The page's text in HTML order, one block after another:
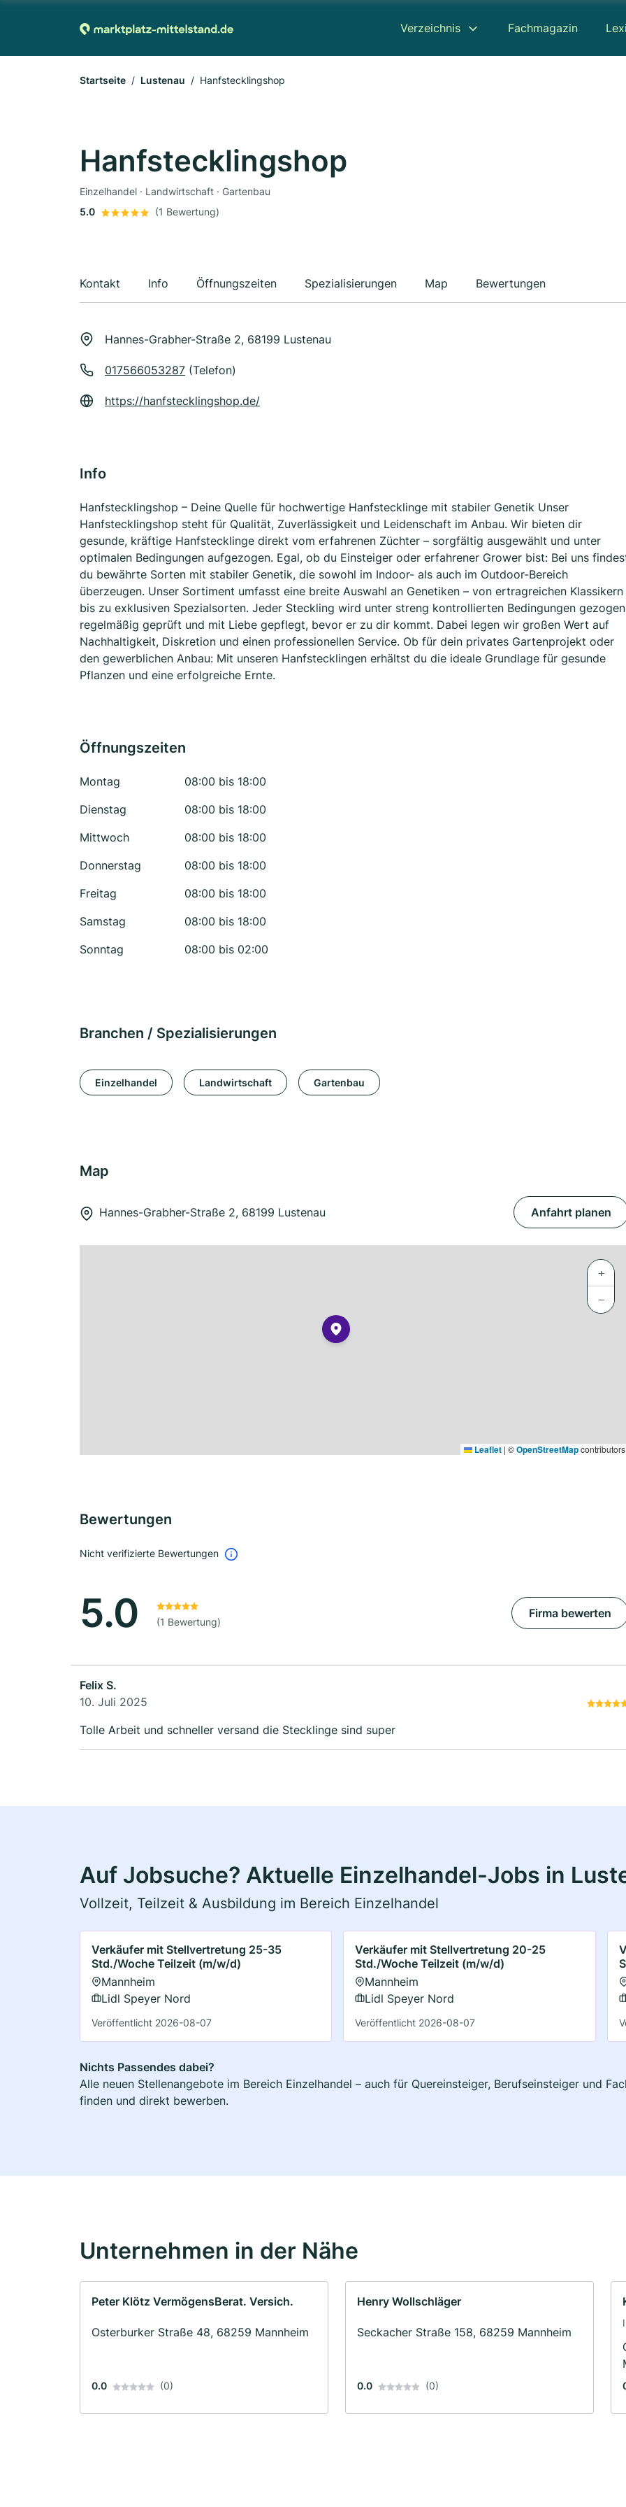
Verzeichnis Fachmagazin
Startseite Lustenau Hanfstecklingshop
Hanfstecklingshop
Einzelhandel · Landwirtschaft · Gartenbau
5.0
(1 Bewertung)
Kontakt Info Öffnungszeiten Spezialisierungen Map Bewertungen
Hannes-Grabher-Straße 2, 68199 Lustenau
017566053287 (Telefon)
https://hanfstecklingshop.de/
Info
Hanfstecklingshop – Deine Quelle für hochwertige Hanfstecklinge mit stabiler Genetik Unser
Hanfstecklingshop steht für Qualität, Zuverlässigkeit und Leidenschaft im Anbau. Wir bieten dir
gesunde, kräftige Hanfstecklinge direkt vom erfahrenen Züchter – sorgfältig ausgewählt und unter
optimalen Bedingungen aufgezogen. Egal, ob du Einsteiger oder erfahrener Grower bist: Bei uns
du bewährte Sorten mit stabiler Genetik, die sowohl im Indoor- als auch im Outdoor-Bereich
überzeugen. Unser Sortiment umfasst eine breite Auswahl an Genetiken – von ertragreichen Klassikern
bis zu exklusiven Spezialsorten. Jeder Steckling wird unter streng kontrollierten Bedingungen
regelmäßig geprüft und mit Liebe gepflegt, bevor er zu dir kommt. Dabei legen wir großen Wert auf
Nachhaltigkeit, Diskretion und einen professionellen Service. Ob für dein privates Gartenprojekt oder
den gewerblichen Anbau: Mit unseren Hanfstecklingen erhältst du die ideale Grundlage für gesunde
Pflanzen und eine erfolgreiche Ernte.
Öffnungszeiten
Montag
08:00 bis 18:00
Dienstag
08:00 bis 18:00
Mittwoch
08:00 bis 18:00
Donnerstag
08:00 bis 18:00
Freitag
08:00 bis 18:00
Samstag
08:00 bis 18:00
Sonntag
08:00 bis 02:00
Branchen / Spezialisierungen
Einzelhandel Landwirtschaft Gartenbau
Map
Hannes-Grabher-Straße 2, 68199 Lustenau Anfahrt planen
+
−
Leaflet | ©OpenStreetMapcontributors
Bewertungen
Nicht verifizierte Bewertungen
5.0 (1 Bewertung)
Firma bewerten
Felix S.
10. Juli 2025
Tolle Arbeit und schneller versand die Stecklinge sind super
Auf Jobsuche? Aktuelle Einzelhandel-Jobs in
Vollzeit, Teilzeit & Ausbildung im Bereich Einzelhandel
Verkäufer mit Stellvertretung 25-35
Std./Woche Teilzeit (m/w/d)
Mannheim
Lidl Speyer Nord
Veröffentlicht 2026-08-07
Verkäufer mit Stellvertretung 20-25
Std./Woche Teilzeit (m/w/d)
Mannheim
Lidl Speyer Nord
Veröffentlicht 2026-08-07
Nichts Passendes dabei?
Alle neuen Stellenangebote im Bereich Einzelhandel – auch für Quereinsteiger, Berufseinsteiger und
finden und direkt bewerben.
Unternehmen in der Nähe
Peter Klötz VermögensBerat. Versich.
Osterburker Straße 48, 68259 Mannheim
0.0 (0)
Henry Wollschläger
Seckacher Straße 158, 68259 Mannheim
0.0 (0)